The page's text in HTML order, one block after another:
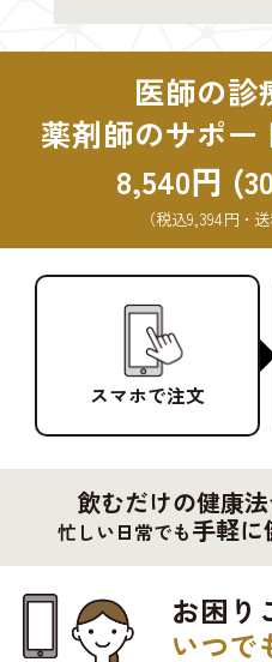
医師の診
薬剤師のサポー
8,540円
（税込9,394円・送
スマホで注文
飲むだけの健康法
忙しい日常でも手軽に
お困り
いつで